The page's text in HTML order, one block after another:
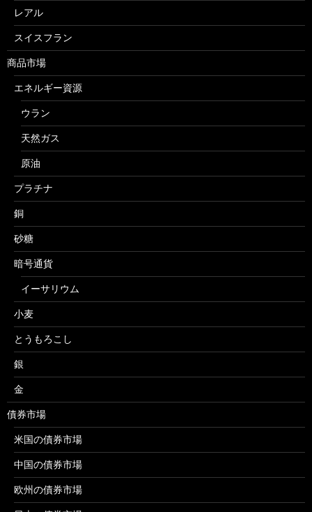
レアル
スイスフラン
商品市場
エネルギー資源
ウラン
天然ガス
原油
プラチナ
銅
砂糖
暗号通貨
イーサリウム
小麦
とうもろこし
銀
金
債券市場
米国の債券市場
中国の債券市場
欧州の債券市場